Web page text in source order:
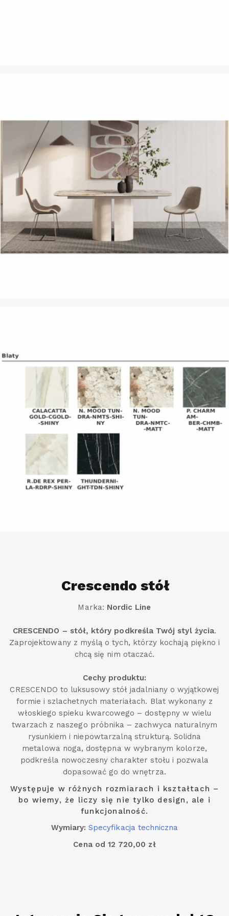
Crescendo stół
Marka: Nordic Line
CRESCENDO – stół, który podkreśla Twój styl życia.
Zaprojektowany z myślą o tych, którzy kochają piękno i
chcą się nim otaczać.
Cechy produktu:
CRESCENDO to luksusowy stół jadalniany o wyjątkowej
formie i szlachetnych materiałach. Blat wykonany z
włoskiego spieku kwarcowego – dostępny w wielu
twarzach z naszego próbnika – zachwyca naturalnym
rysunkiem i niepowtarzalną strukturą. Solidna
metalowa noga, dostępna w wybranym kolorze,
podkreśla nowoczesny charakter stołu i pozwala
dopasować go do wnętrza.
Występuje w różnych rozmiarach i kształtach –
bo wiemy, że liczy się nie tylko design, ale i
funkcjonalność.
Wymiary: Specyfikacja techniczna
Cena od 12 720,00 zł